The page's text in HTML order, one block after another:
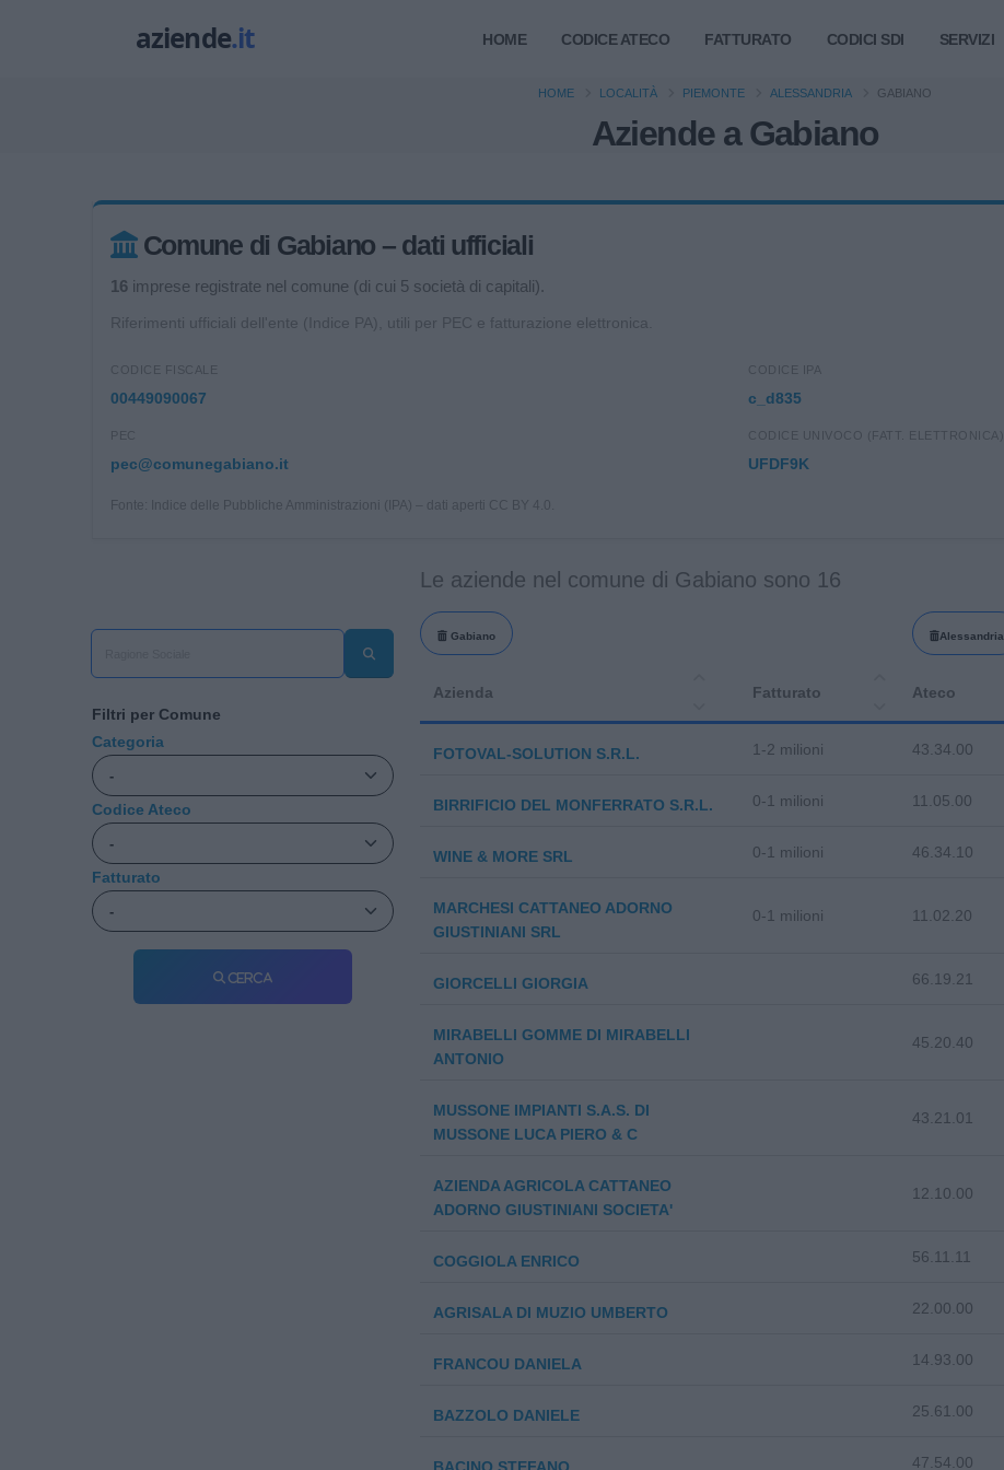
HOME CODICE ATECO FATTURATO CODICI SDI SERVIZI
Aziende a Gabiano
HOME LOCALITÀ PIEMONTE ALESSANDRIA GABIANO
Comune di Gabiano – dati ufficiali
16 imprese registrate nel comune (di cui 5 società di capitali).
Riferimenti ufficiali dell'ente (Indice PA), utili per PEC e fatturazione elettronica.
CODICE FISCALE
00449090067
CODICE IPA
c_d835
PEC
pec@comunegabiano.it
CODICE UNIVOCO (FATT. ELETTRONICA)
UFDF9K
Fonte: Indice delle Pubbliche Amministrazioni (IPA) – dati aperti CC BY 4.0.
Filtri per Comune
Categoria
Codice Ateco
Fatturato
Cerca
Le aziende nel comune di Gabiano sono 16
Gabiano Alessandria
Azienda Fatturato Ateco
FOTOVAL-SOLUTION S.R.L. 1-2 milioni 43.34.00
BIRRIFICIO DEL MONFERRATO S.R.L. 0-1 milioni 11.05.00
WINE & MORE SRL 0-1 milioni 46.34.10
MARCHESI CATTANEO ADORNO
GIUSTINIANI SRL
0-1 milioni 11.02.20
GIORCELLI GIORGIA 66.19.21
MIRABELLI GOMME DI MIRABELLI
ANTONIO
45.20.40
MUSSONE IMPIANTI S.A.S. DI
MUSSONE LUCA PIERO & C
43.21.01
AZIENDA AGRICOLA CATTANEO
ADORNO GIUSTINIANI SOCIETA'
12.10.00
COGGIOLA ENRICO 56.11.11
AGRISALA DI MUZIO UMBERTO 22.00.00
FRANCOU DANIELA 14.93.00
BAZZOLO DANIELE 25.61.00
47.54.00